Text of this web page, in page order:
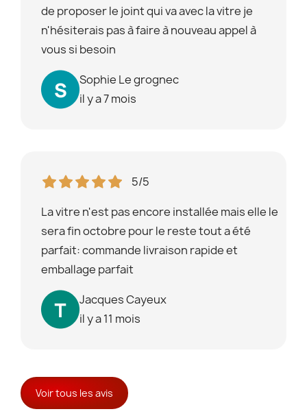
de proposer le joint qui va avec la vitre je
n'hésiterais pas à faire à nouveau appel à
vous si besoin
Sophie Le grognec
il y a 7 mois
5/5
La vitre n'est pas encore installée mais elle le
sera fin octobre pour le reste tout a été
parfait: commande livraison rapide et
emballage parfait
Jacques Cayeux
il y a 11 mois
Voir tous les avis